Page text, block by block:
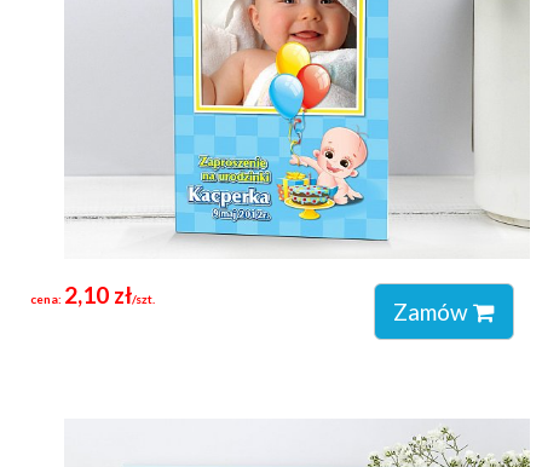
cena: 2,10 zł/szt. Zamów